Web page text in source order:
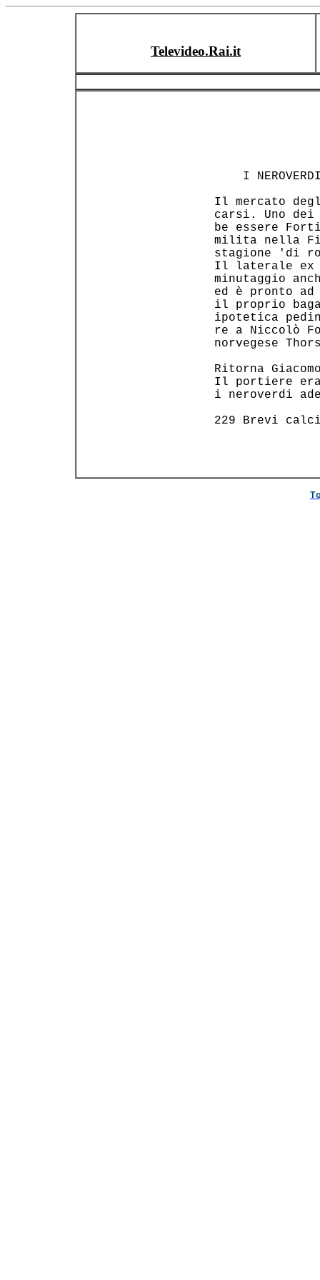
Televideo.Rai.it
I
Il mercato
carsi. Uno
be essere
milita nella
stagione 'di
Il laterale ex
minutaggio
ed è pronto
il proprio
ipotetica
re a Niccolò
norvegese
Ritorna
Il portiere
i neroverdi
229 Brevi